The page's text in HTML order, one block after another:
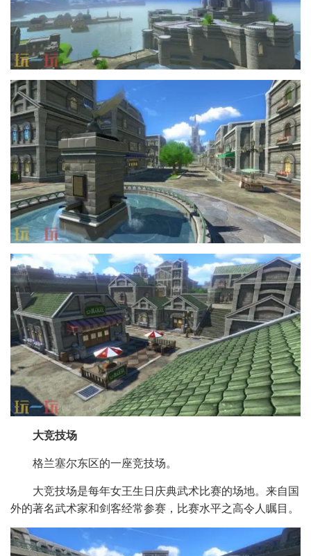
大竞技场
格兰塞尔东区的一座竞技场。
大竞技场是每年女王生日庆典武术比赛的场地。来自国
外的著名武术家和剑客经常参赛，比赛水平之高令人瞩目。